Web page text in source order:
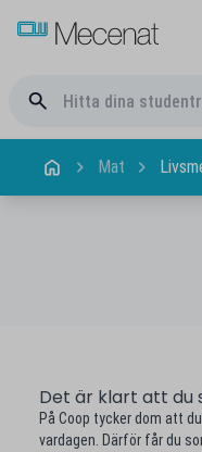
Mat
Det är klart att du
På Coop tycker dom att
vardagen. Därför får du